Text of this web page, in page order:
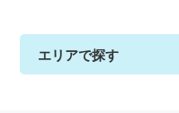
エリアで探す